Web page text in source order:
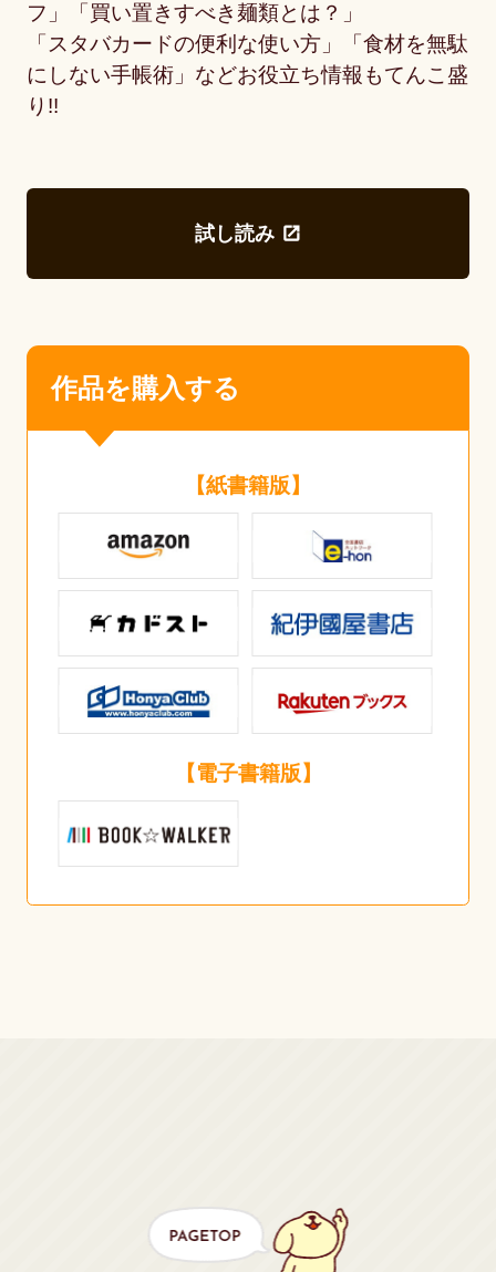
フ」「買い置きすべき麺類とは？」
「スタバカードの便利な使い方」「食材を無駄
にしない手帳術」などお役立ち情報もてんこ盛
り!!
試し読み
作品を購入する
【紙書籍版】
【電子書籍版】